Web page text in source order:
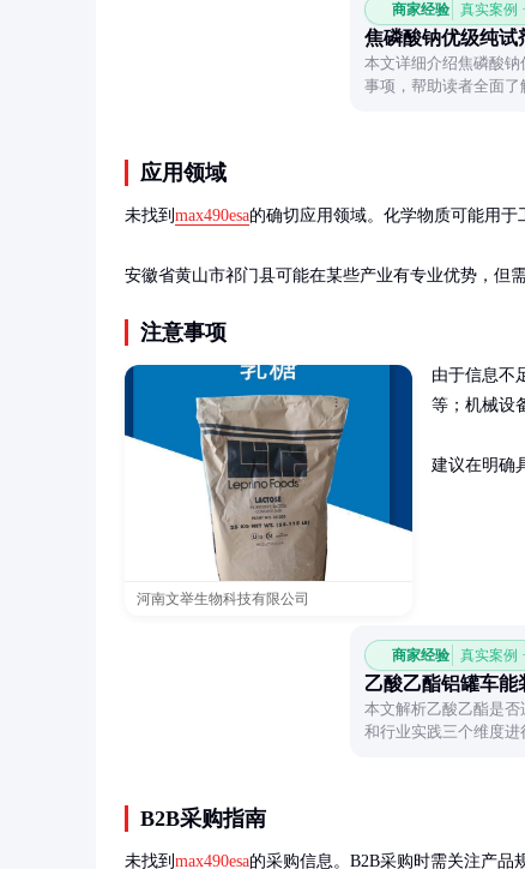
商家经验 真实案例
焦磷酸钠优级纯试
本文详细介绍焦磷酸
事项，帮助读者全面了
应用领域
未找到 max490esa的确切应用领域。化学物质可能用于
安徽省黄山市祁门县可能在某些产业有专业优势，但
注意事项
河南文举生物科技有限公司
由于信息不
等；机械设
建议在明确
商家经验 真实案例
乙酸乙酯铝罐车能
本文解析乙酸乙酯是
和行业实践三个维度
B2B采购指南
未找到 max490esa的采购信息。B2B采购时需关注产品